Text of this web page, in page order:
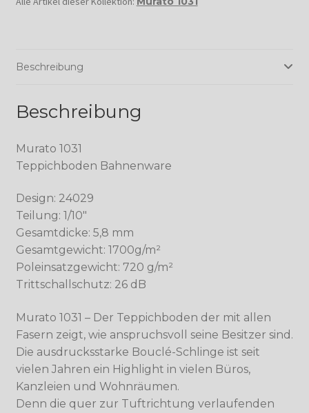
Beschreibung
Beschreibung
Murato 1031
Teppichboden Bahnenware
Design: 24029
Teilung: 1/10″
Gesamtdicke: 5,8 mm
Gesamtgewicht: 1700g/m²
Poleinsatzgewicht: 720 g/m²
Trittschallschutz: 26 dB
Murato 1031 – Der Teppichboden der mit allen
Fasern zeigt, wie anspruchsvoll seine Besitzer sind.
Die ausdrucksstarke Bouclé-Schlinge ist seit
vielen Jahren ein Highlight in vielen Büros,
Kanzleien und Wohnräumen.
Denn die quer zur Tuftrichtung verlaufenden